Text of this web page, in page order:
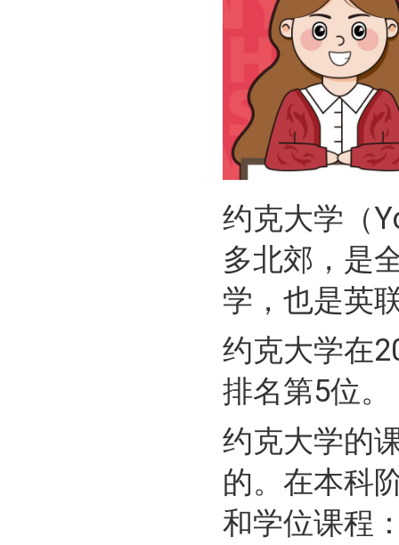
约克大学（
多北郊，是
学，也是英
约克大学在
排名第5位。
约克大学的
的。在本科
和学位课程